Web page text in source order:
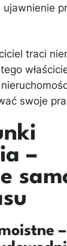
traci
swoje
–